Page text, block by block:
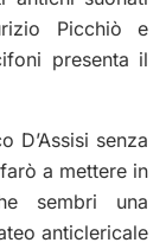
Picchiò e
presenta il
D’Assisi senza
a mettere in
sembri una
anticlericale